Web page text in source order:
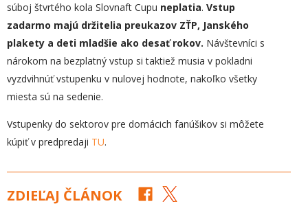
súboj štvrtého kola Slovnaft Cupu neplatia. Vstup
zadarmo majú držitelia preukazov ZŤP, Janského
plakety a deti mladšie ako desať rokov. Návštevníci s
nárokom na bezplatný vstup si taktiež musia v pokladni
vyzdvihnúť vstupenku v nulovej hodnote, nakoľko všetky
miesta sú na sedenie.
Vstupenky do sektorov pre domácich fanúšikov si môžete
kúpiť v predpredaji TU.
ZDIEĽAJ ČLÁNOK